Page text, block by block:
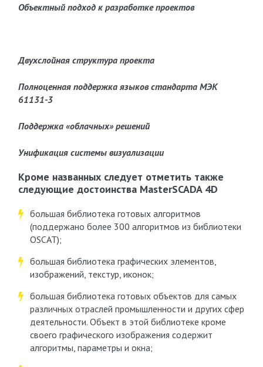
Объектный подход к разработке проектов
Двухслойная структура проекта
Полноценная поддержка языков стандарта МЭК
61131-3
Поддержка «облачных» решений
Унификация системы визуализации
Кроме названных следует отметить также
следующие достоинстваMasterSCADA 4D
большая библиотека готовых алгоритмов
(поддержано более 300 алгоритмов из библиотеки
OSCAT);
большая библиотека графических элементов,
изображений, текстур, иконок;
большая библиотека готовых объектов для самых
различных отраслей промышленности и других сфер
деятельности. Объект в этой библиотеке кроме
своего графического изображения содержит
алгоритмы, параметры и окна;